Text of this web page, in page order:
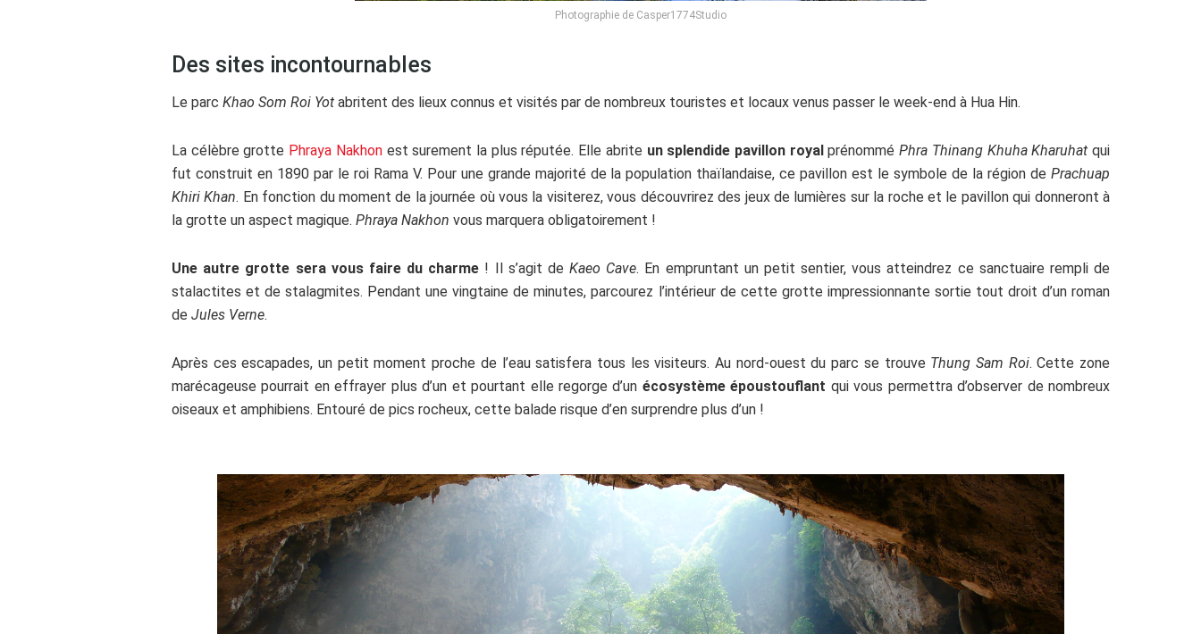
Photographie de Casper1774Studio
Des sites incontournables
Le parc Khao Som Roi Yot abritent des lieux connus et visités par de nombreux touristes et locaux venus passer le week-end à Hua Hin.
La célèbre grotte Phraya Nakhonest surement la plus réputée. Elle abrite un splendide pavillon royalprénomméPhra Thinang Khuha Kharuhat qui
fut construit en 1890 par le roi Rama V. Pour une grande majorité de la population thaïlandaise, ce pavillon est le symbole de la région de Prachuap
Khiri Khan. En fonction du moment de la journée où vous la visiterez, vous découvrirez des jeux de lumières sur la roche et le pavillon qui donneront à
la grotte un aspect magique. Phraya Nakhon vous marquera obligatoirement !
Une autre grotte sera vous faire du charme ! Il s’agit deKaeo Cave. En empruntant un petit sentier, vous atteindrez ce sanctuaire rempli de
stalactites et de stalagmites. Pendant une vingtaine de minutes, parcourez l’intérieur de cette grotte impressionnante sortie tout droit d’un roman
de Jules Verne.
Après ces escapades, un petit moment proche de l’eau satisfera tous les visiteurs. Au nord-ouest du parc se trouve Thung Sam Roi. Cette zone
marécageuse pourrait en effrayer plus d’un et pourtant elle regorge d’un écosystème époustouflant qui vous permettra d’observer de nombreux
oiseaux et amphibiens. Entouré de pics rocheux, cette balade risque d’en surprendre plus d’un !